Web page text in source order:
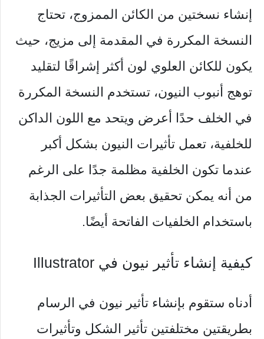
إنشاء نسختين من الكائن الممزوج، تحتاج
النسخة المكررة في المقدمة إلى مزيج، حيث
يكون للكائن العلوي لون أكثر إشراقًا لتقليد
توهج أنبوب النيون، تستخدم النسخة المكررة
في الخلف حدًا أعرض ويتحد مع اللون الداكن
للخلفية، تعمل تأثيرات النيون بشكل أكبر
عندما تكون الخلفية مظلمة جدًا على الرغم
من أنه يمكن تحقيق بعض التأثيرات الجذابة
باستخدام الخلفيات الفاتحة أيضًا.
كيفية إنشاء تأثير نيون في Illustrator
أدناه ستقوم بإنشاء تأثير نيون في الرسام
بطريقتين مختلفتين تأثير الشكل وتأثيرات